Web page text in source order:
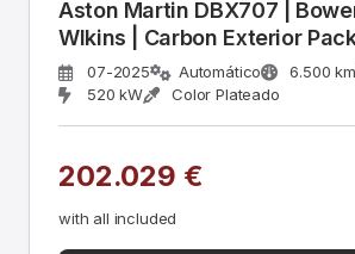
Aston Martin DBX707 |
Wlkins | Carbon Exterior
07-2025 Automático 6.500 km
520 kW
Color Plateado
202.029 €
with all included